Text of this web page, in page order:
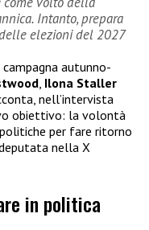
Intanto, prepara
elezioni del 2027
autunno-
Ilona Staller
nell’intervista
obiettivo: la volontà
per fare ritorno
nella X
in politica